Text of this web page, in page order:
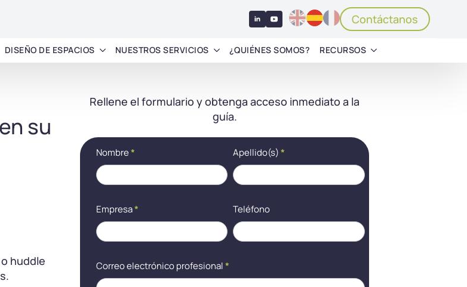
Contáctanos
DISEÑO DE ESPACIOS NUESTROS SERVICIOS ¿QUIÉNES SOMOS? RECURSOS
su
huddle
Rellene el formulario y obtenga acceso inmediato a la
guía.
Visualizar
en varias
pantallas en
colaborativa
Nombre* Apellido(s)*
Empresa* Teléfono
Correo electrónico profesional*
eres
humano,
deja
en
blanco.